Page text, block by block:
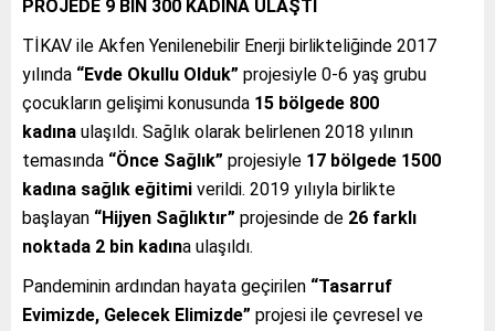
PROJEDE 9 BİN 300 KADINA ULAŞTI
TİKAV ile Akfen Yenilenebilir Enerji birlikteliğinde 2017
yılında “Evde Okullu Olduk” projesiyle 0-6 yaş grubu
çocukların gelişimi konusunda 15 bölgede 800
kadına ulaşıldı. Sağlık olarak belirlenen 2018 yılının
temasında “Önce Sağlık” projesiyle 17 bölgede 1500
kadına sağlık eğitimi verildi. 2019 yılıyla birlikte
başlayan “Hijyen Sağlıktır” projesinde de 26 farklı
noktada 2 bin kadına ulaşıldı.
Pandeminin ardından hayata geçirilen “Tasarruf
Evimizde, Gelecek Elimizde” projesi ile çevresel ve